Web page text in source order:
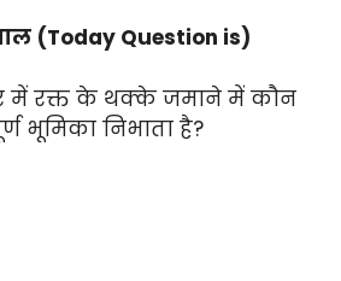
(Today Question is)
में रक्त के थक्के जमाने में कौन
भूमिका निभाता है?